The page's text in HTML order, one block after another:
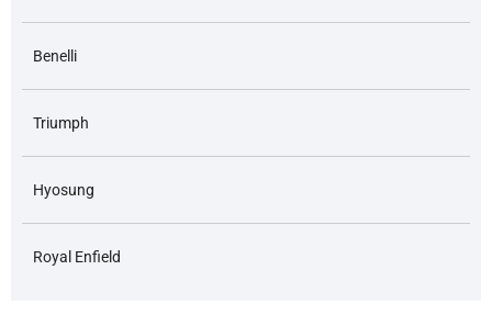
Benelli
Triumph
Hyosung
Royal Enfield